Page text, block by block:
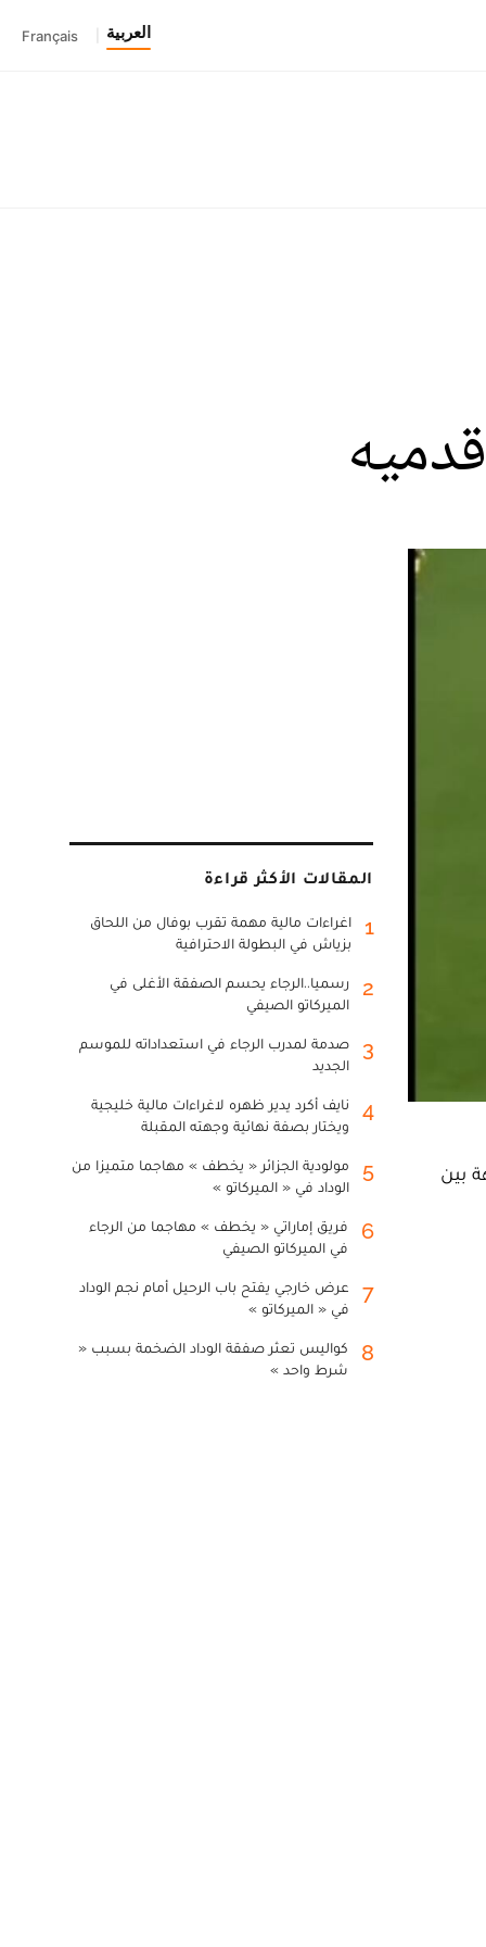
العربية Français
بين
المقالات الأكثر قراءة
1
اغراءات مالية مهمة تقرب بوفال من اللحاق
بزياش في البطولة الاحترافية
2
رسميا..الرجاء يحسم الصفقة الأغلى في
الميركاتو الصيفي
3
صدمة لمدرب الرجاء في استعداداته للموسم
الجديد
4
نايف أكرد يدير ظهره لاغراءات مالية خليجية
ويختار بصفة نهائية وجهته المقبلة
5
مولودية الجزائر « يخطف » مهاجما متميزا من
الوداد في « الميركاتو »
6
فريق إماراتي « يخطف » مهاجما من الرجاء
في الميركاتو الصيفي
7
عرض خارجي يفتح باب الرحيل أمام نجم الوداد
في « الميركاتو »
8
كواليس تعثر صفقة الوداد الضخمة بسبب «
شرط واحد »